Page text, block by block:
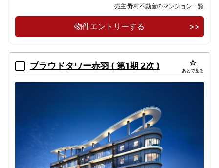
JR「池袋」駅徒歩10分、有楽町線「東池袋」駅
ペデストリアンデッキで直結 徒歩3分
売主:野村不動産のマンション一覧
物件エントリーする
プラウドタワー赤羽 ( 第1期 2次 ) あとで見る